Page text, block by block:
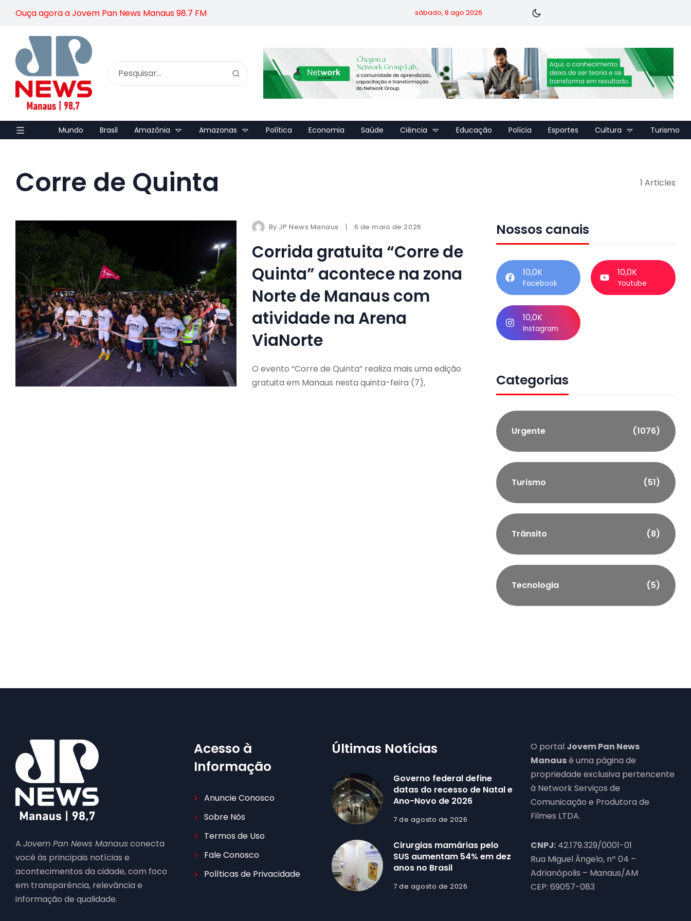
Ouça agora a Jovem Pan News Manaus 98.7 FM sábado, 8 ago 2026
Mundo Brasil Amazônia Amazonas Política Economia Saúde Ciência Educação Polícia Esportes Cultura Turismo
Corre de Quinta 1 Articles
By JP News Manaus 6 de maio de 2026
Corrida gratuita “Corre de
Quinta” acontece na zona
Norte de Manaus com
atividade na Arena
ViaNorte
O evento “Corre de Quinta” realiza mais uma edição
gratuita em Manaus nesta quinta-feira (7),
Nossos canais
10,0K
Facebook
10,0K
Youtube
10,0K
Instagram
Categorias
Urgente (1076)
Turismo (51)
Trânsito (8)
Tecnologia (5)
A Jovem Pan News Manausconecta
você às principais notícias e
acontecimentos da cidade, com foco
em transparência, relevância e
informação de qualidade.
Acesso à
Informação
Anuncie Conosco
Sobre Nós
Termos de Uso
Fale Conosco
Políticas de Privacidade
Últimas Notícias
Governo federal define
datas do recesso de Natal e
Ano-Novo de 2026
7 de agosto de 2026
Cirurgias mamárias pelo
SUS aumentam 54% em dez
anos no Brasil
7 de agosto de 2026
O portal Jovem Pan News
Manausé uma página de
propriedade exclusiva pertencente
à Network Serviços de
Comunicação e Produtora de
Filmes LTDA.
CNPJ:42.179.329/0001-01
Rua Miguel Ângelo, nº 04 –
Adrianópolis – Manaus/AM
CEP: 69057-083